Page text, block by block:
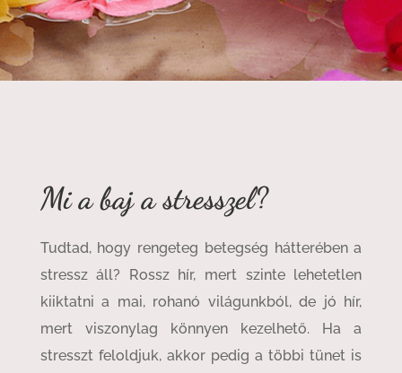
Mi a baj a stresszel?
Tudtad, hogy rengeteg betegség hátterében a
stressz áll? Rossz hír, mert szinte lehetetlen
kiiktatni a mai, rohanó világunkból, de jó hír,
mert viszonylag könnyen kezelhető. Ha a
stresszt feloldjuk, akkor pedig a többi tünet is